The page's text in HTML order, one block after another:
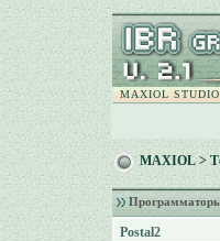
MAXIOL STUDIO
MAXIOL>
Postal2